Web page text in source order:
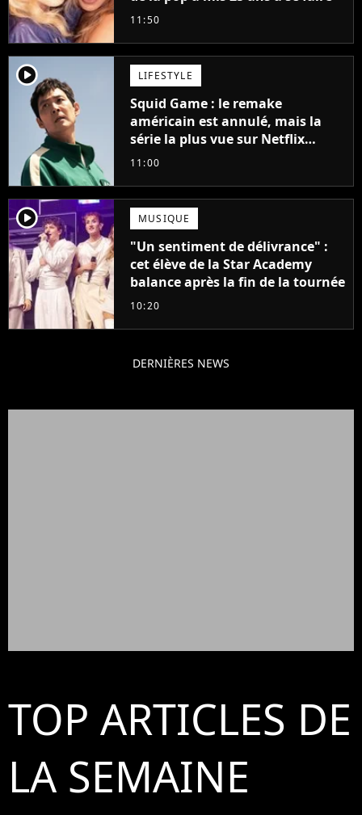
11:50
player2 LIFESTYLE
Squid Game : le remake
américain est annulé, mais la
série la plus vue sur Netflix
pourrait avoir une version
11:00
player2 MUSIQUE
"Un sentiment de délivrance" :
cet élève de la Star Academy
balance après la fin de la tournée
10:20
DERNIÈRES NEWS
TOP ARTICLES DE
LA SEMAINE